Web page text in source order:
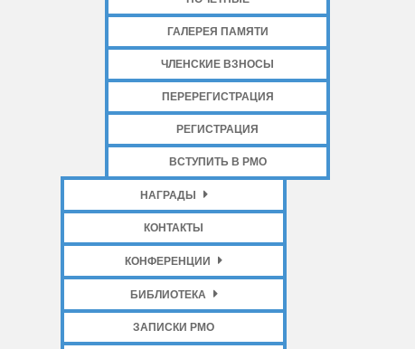
ГАЛЕРЕЯ ПАМЯТИ
ЧЛЕНСКИЕ ВЗНОСЫ
ПЕРЕРЕГИСТРАЦИЯ
РЕГИСТРАЦИЯ
ВСТУПИТЬ В РМО
НАГРАДЫ
КОНТАКТЫ
КОНФЕРЕНЦИИ
БИБЛИОТЕКА
ЗАПИСКИ РМО